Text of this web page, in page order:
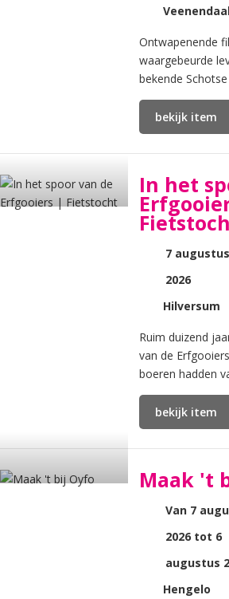
Ontwapenende
waargebeurde
bekende
(1971), die op
diagnose Gilles
bekijk item
In het
7 augustus
2026
Hilversum
Ruim duizend
van de
boeren hadden
gebruiksrechten
heidevelden en
bekijk item
Maak 't
Van 7
2026 tot 6
augustus
Hengelo